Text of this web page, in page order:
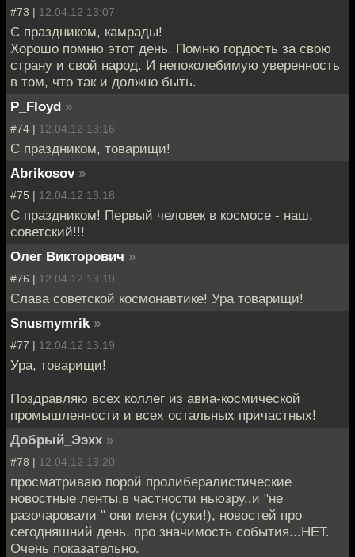
#73 | 12.04.12 13:07
С праздником, камрады!
Хорошо помню этот день. Помню гордость за свою
страну и свой народ. И непоколебимую уверенность
в том, что так и должно быть.
P_Floyd »
#74 | 12.04.12 13:16
С праздником, товарищи!
Abrikosov »
#75 | 12.04.12 13:18
С праздником! Первый человек в космосе - наш,
советский!!!
Олег Викторович »
#76 | 12.04.12 13:19
Слава советской космонавтике! Ура товарищи!
Snusmymrik »
#77 | 12.04.12 13:19
Ура, товарищи!
Поздравляю всех коллег из авиа-космической
промышленности и всех остальных причастных!
Добрый_Ээхх »
#78 | 12.04.12 13:20
просматриваю порой пролибералистические
новостные ленты,в частности ньюзру..и "не
разочаровали " они меня (суки!), новостей про
сегодняшний день, про значимость события...НЕТ.
Очень показательно.